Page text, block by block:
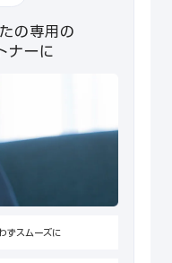
の専用の
ナーに
ずスムーズに